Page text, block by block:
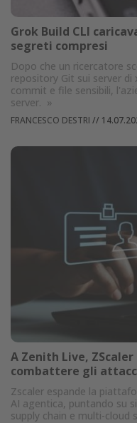
Grok Build CLI
segreti compresi
Dopo che un ricercatore
repository Git sui server
commit e file sensibili,
server. »
FRANCESCO DESTRI //
A Zenith Live,
combattere gli
Zscaler espande la
AI agentica, puntando su
supply chain e multi-cloud